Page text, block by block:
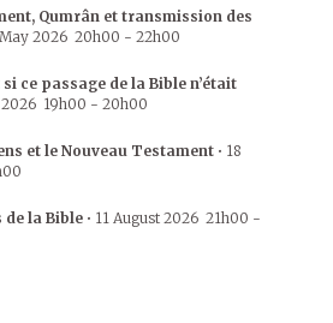
Qumrân et transmission des
2026 20h00 - 22h00
ce passage de la Bible n’était
2026 19h00 - 20h00
et le Nouveau Testament • 18
de la Bible • 11 August 2026 21h00 -